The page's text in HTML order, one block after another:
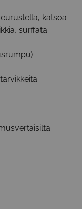
katsoa
surffata